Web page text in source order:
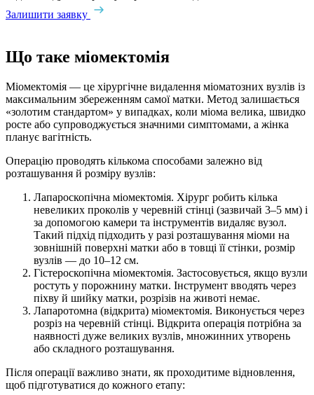
Залишити заявку
Що таке міомектомія
Міомектомія — це хірургічне видалення міоматозних вузлів із
максимальним збереженням самої матки. Метод залишається
«золотим стандартом» у випадках, коли міома велика, швидко
росте або супроводжується значними симптомами, а жінка
планує вагітність.
Операцію проводять кількома способами залежно від
розташування й розміру вузлів:
Лапароскопічна міомектомія. Хірург робить кілька
невеликих проколів у черевній стінці (зазвичай 3–5 мм) і
за допомогою камери та інструментів видаляє вузол.
Такий підхід підходить у разі розташування міоми на
зовнішній поверхні матки або в товщі її стінки, розмір
вузлів — до 10–12 см.
Гістероскопічна міомектомія. Застосовується, якщо вузли
ростуть у порожнину матки. Інструмент вводять через
піхву й шийку матки, розрізів на животі немає.
Лапаротомна (відкрита) міомектомія. Виконується через
розріз на черевній стінці. Відкрита операція потрібна за
наявності дуже великих вузлів, множинних утворень
або складного розташування.
Після операції важливо знати, як проходитиме відновлення,
щоб підготуватися до кожного етапу: